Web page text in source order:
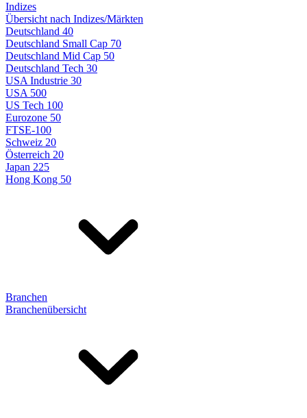
Indizes
Übersicht nach Indizes/Märkten
Deutschland 40
Deutschland Small Cap 70
Deutschland Mid Cap 50
Deutschland Tech 30
USA Industrie 30
USA 500
US Tech 100
Eurozone 50
FTSE-100
Schweiz 20
Österreich 20
Japan 225
Hong Kong 50
Branchen
Branchenübersicht